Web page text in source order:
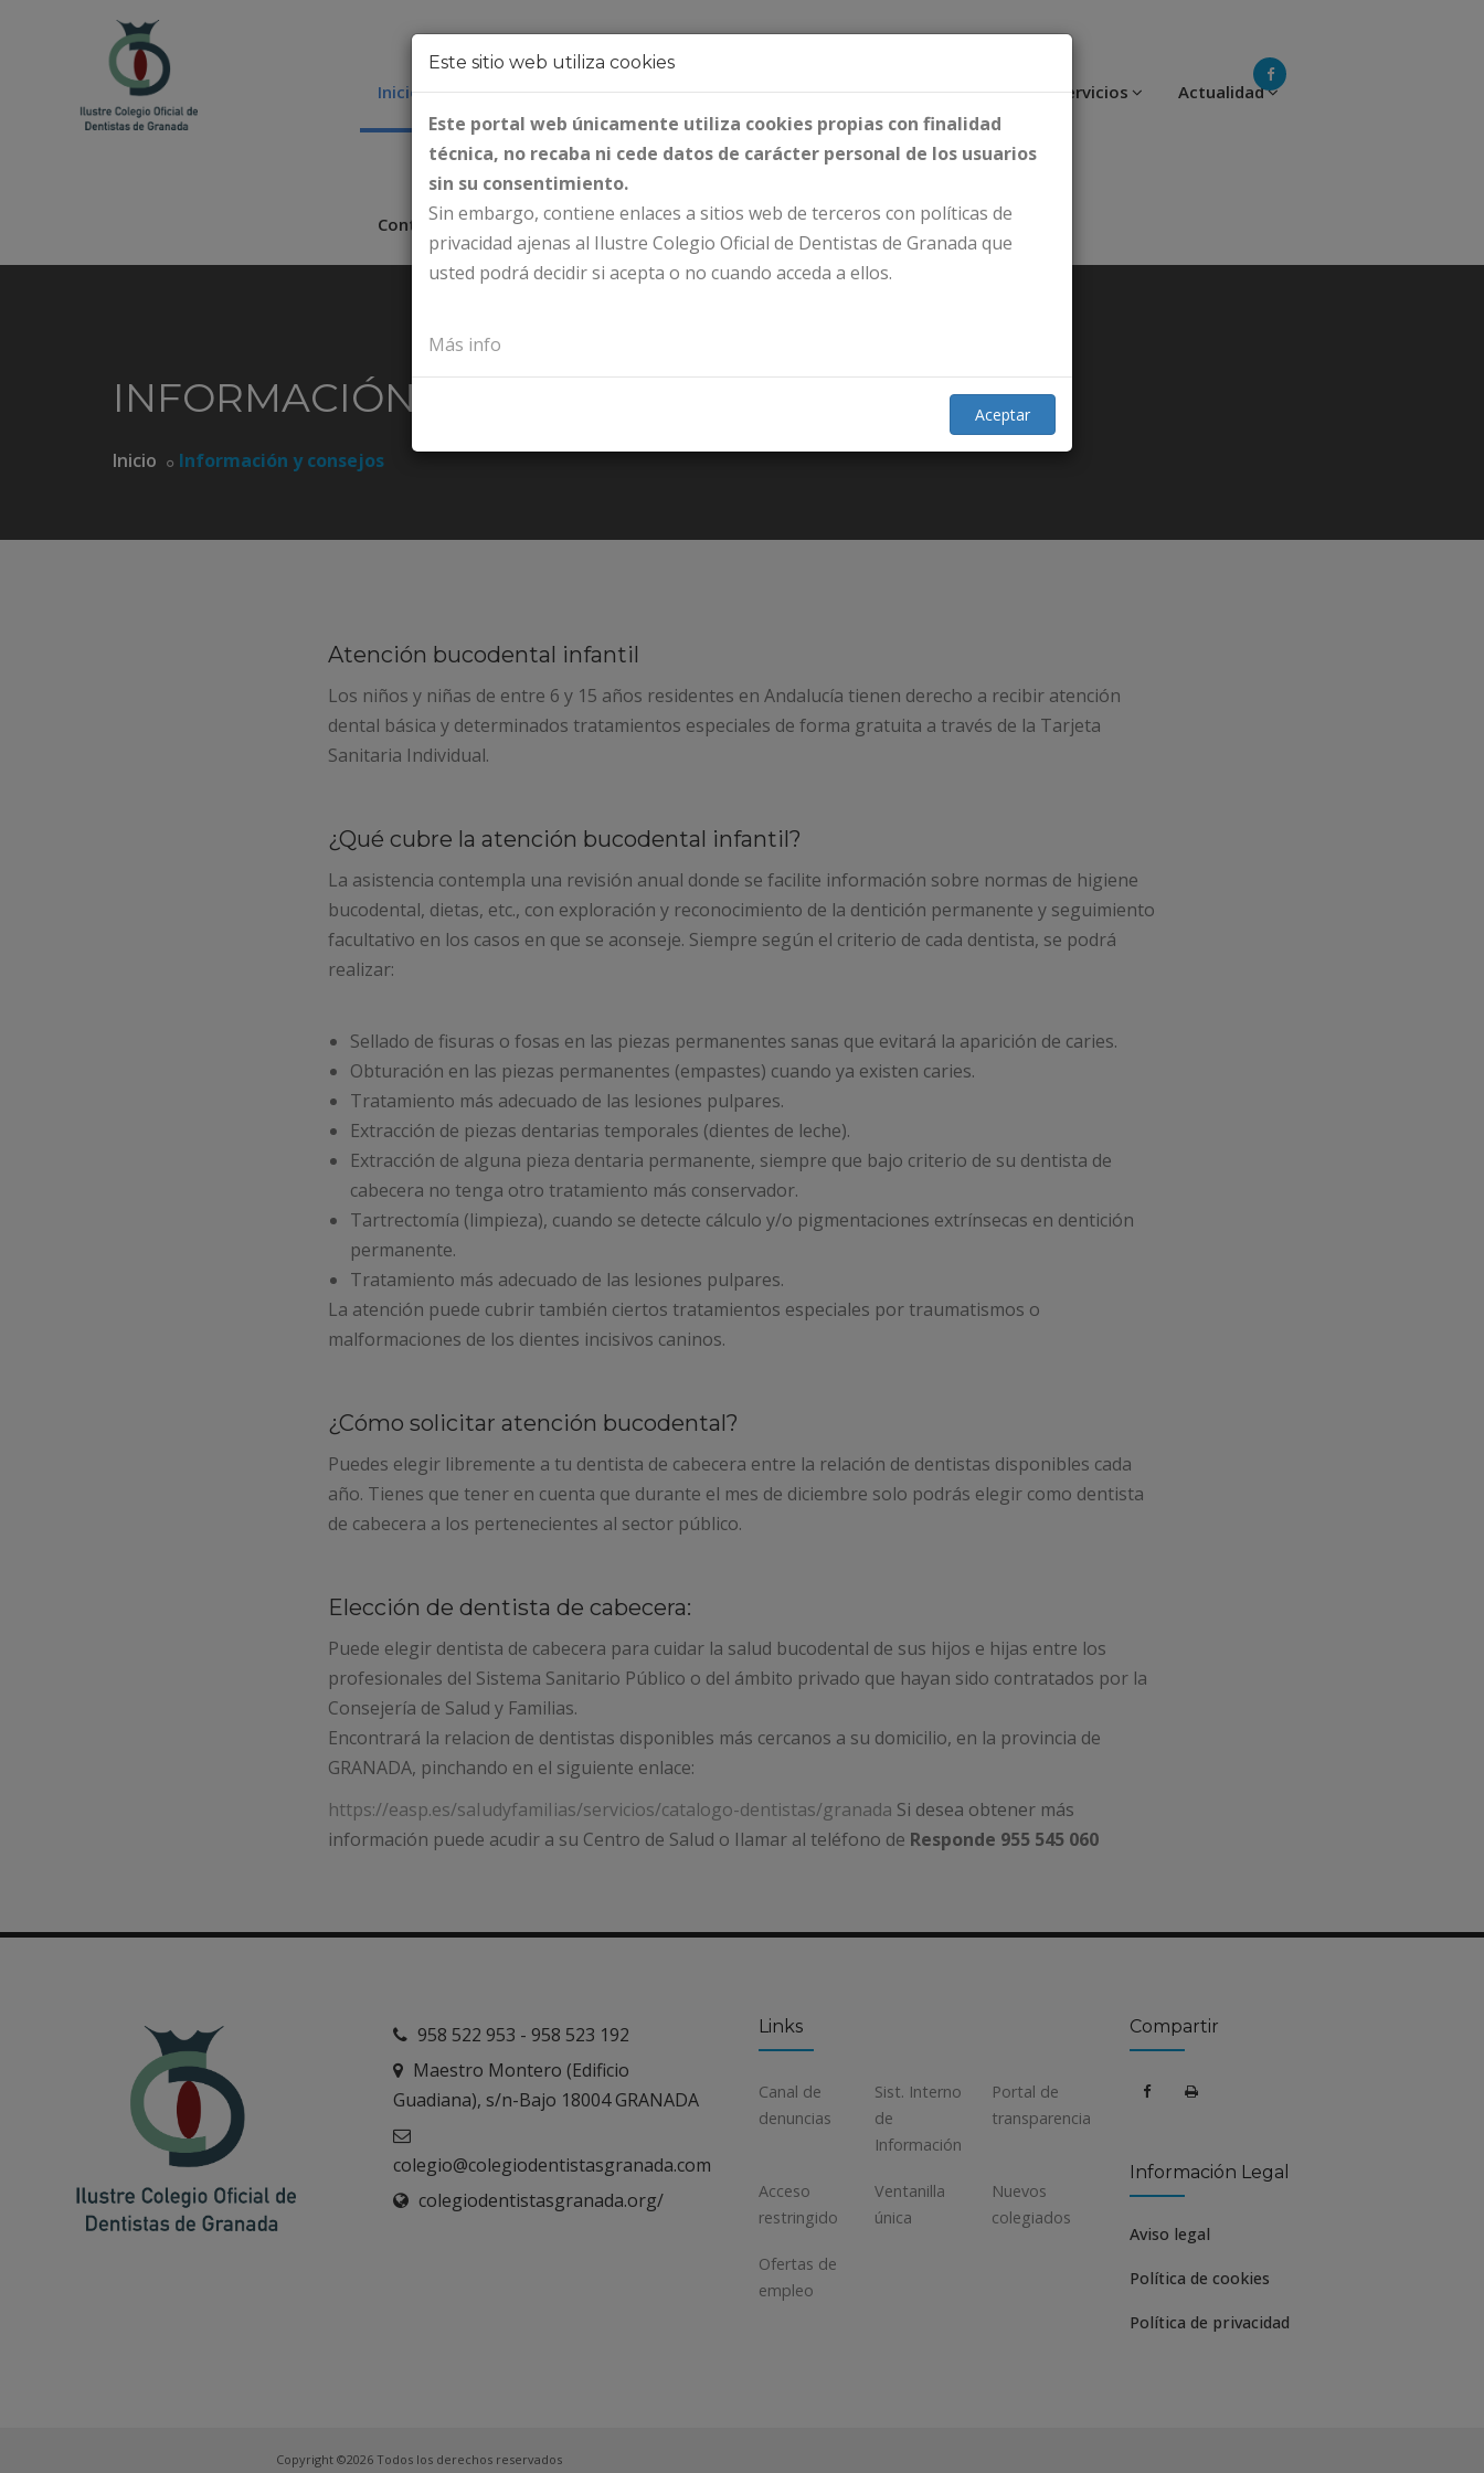
Inicio El Colegio Ciudadanos Colegiados Formación Otros Servicios Actualidad
Contacto Iniciar sesión
INFORMACIÓN Y CONSEJOS
Inicio Información y consejos
Atención bucodental infantil
Los niños y niñas de entre 6 y 15 años residentes en Andalucía tienen derecho a recibir atención
dental básica y determinados tratamientos especiales de forma gratuita a través de la Tarjeta
Sanitaria Individual.
¿Qué cubre la atención bucodental infantil?
La asistencia contempla una revisión anual donde se facilite información sobre normas de higiene
bucodental, dietas, etc., con exploración y reconocimiento de la dentición permanente y seguimiento
facultativo en los casos en que se aconseje. Siempre según el criterio de cada dentista, se podrá
realizar:
Sellado de fisuras o fosas en las piezas permanentes sanas que evitará la aparición de caries.
Obturación en las piezas permanentes (empastes) cuando ya existen caries.
Tratamiento más adecuado de las lesiones pulpares.
Extracción de piezas dentarias temporales (dientes de leche).
Extracción de alguna pieza dentaria permanente, siempre que bajo criterio de su dentista de
cabecera no tenga otro tratamiento más conservador.
Tartrectomía (limpieza), cuando se detecte cálculo y/o pigmentaciones extrínsecas en dentición
permanente.
Tratamiento más adecuado de las lesiones pulpares.
La atención puede cubrir también ciertos tratamientos especiales por traumatismos o
malformaciones de los dientes incisivos caninos.
¿Cómo solicitar atención bucodental?
Puedes elegir libremente a tu dentista de cabecera entre la relación de dentistas disponibles cada
año. Tienes que tener en cuenta que durante el mes de diciembre solo podrás elegir como dentista
de cabecera a los pertenecientes al sector público.
Elección de dentista de cabecera:
Puede elegir dentista de cabecera para cuidar la salud bucodental de sus hijos e hijas entre los
profesionales del Sistema Sanitario Público o del ámbito privado que hayan sido contratados por la
Consejería de Salud y Familias.
Encontrará la relacion de dentistas disponibles más cercanos a su domicilio, en la provincia de
GRANADA, pinchando en el siguiente enlace:
https://easp.es/saIudyfamiIias/servicios/catalogo-dentistas/granada Si desea obtener más
información puede acudir a su Centro de Salud o Ilamar al teléfono de Responde 955 545 060
Este sitio web utiliza cookies
Este portal web únicamente utiliza cookies propias con finalidad
técnica, no recaba ni cede datos de carácter personal de los usuarios
sin su consentimiento.
Sin embargo, contiene enlaces a sitios web de terceros con políticas de
privacidad ajenas al Ilustre Colegio Oficial de Dentistas de Granada que
usted podrá decidir si acepta o no cuando acceda a ellos.
Más info
Aceptar
958 522 953 - 958 523 192
Maestro Montero (Edificio
Guadiana), s/n-Bajo 18004 GRANADA
colegio@colegiodentistasgranada.com
colegiodentistasgranada.org/
Links
Canal de
denuncias
Sist. Interno
de
Información
Portal de
transparencia
Acceso
restringido
Ventanilla
única
Nuevos
colegiados
Ofertas de
empleo
Compartir
Información Legal
Aviso legal
Política de cookies
Política de privacidad
Copyright ©2026 Todos los derechos reservados